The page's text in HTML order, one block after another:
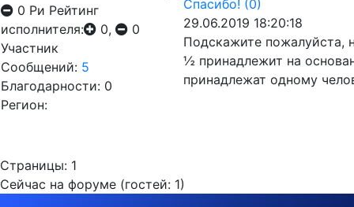
0 Ри Рейтинг
исполнителя:
0,
0
Участник
Сообщений: 5
Благодарности: 0
Регион:
Спасибо! (0)
29.06.2019 18:20:18
Подскажите пожалуйста,
½ принадлежит на
принадлежат одному
Страницы: 1
Сейчас на форуме (гостей: 1)